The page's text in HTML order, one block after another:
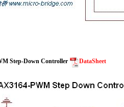
Step-Down Controller DataSheet